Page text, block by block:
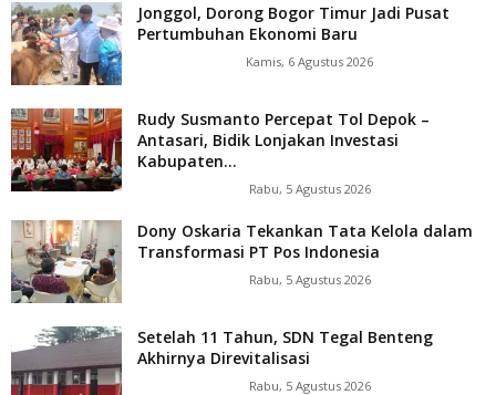
Jonggol, Dorong Bogor Timur Jadi Pusat
Pertumbuhan Ekonomi Baru
Kamis, 6 Agustus 2026
Rudy Susmanto Percepat Tol Depok –
Antasari, Bidik Lonjakan Investasi
Kabupaten...
Rabu, 5 Agustus 2026
Dony Oskaria Tekankan Tata Kelola dalam
Transformasi PT Pos Indonesia
Rabu, 5 Agustus 2026
Setelah 11 Tahun, SDN Tegal Benteng
Akhirnya Direvitalisasi
Rabu, 5 Agustus 2026